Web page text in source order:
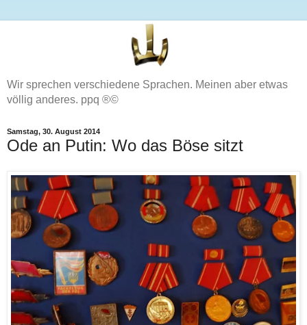
Wir sprechen verschiedene Sprachen. Meinen aber etwas
völlig anderes. ppq ®©
Samstag, 30. August 2014
Ode an Putin: Wo das Böse sitzt